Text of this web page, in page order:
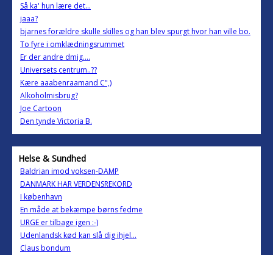
Så ka' hun lære det...
jaaa?
bjarnes forældre skulle skilles og han blev spurgt hvor han ville bo.
To fyre i omklædningsrummet
Er der andre dmig....
Universets centrum..??
Kære aaabenraamand C",)
Alkoholmisbrug?
Joe Cartoon
Den tynde Victoria B.
Helse & Sundhed
Baldrian imod voksen-DAMP
DANMARK HAR VERDENSREKORD
I københavn
En måde at bekæmpe børns fedme
URGE er tilbage igen :-)
Udenlandsk kød kan slå dig ihjel...
Claus bondum